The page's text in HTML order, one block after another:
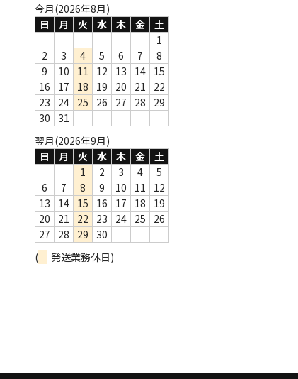
今月(2026年8月)
日
月 火 水 木 金
土
1
2
3 4 5 6 7
8
9
10 11 12 13 14 15
16
17 18 19 20 21
22
23
24 25 26 27 28
29
30
31
翌月(2026年9月)
日
月 火 水 木 金
土
1
2 3 4
5
6
7 8 9 10 11
12
13
14 15 16 17 18
19
20
21 22 23 24 25
26
27
28 29
30
(
発送業務休日)